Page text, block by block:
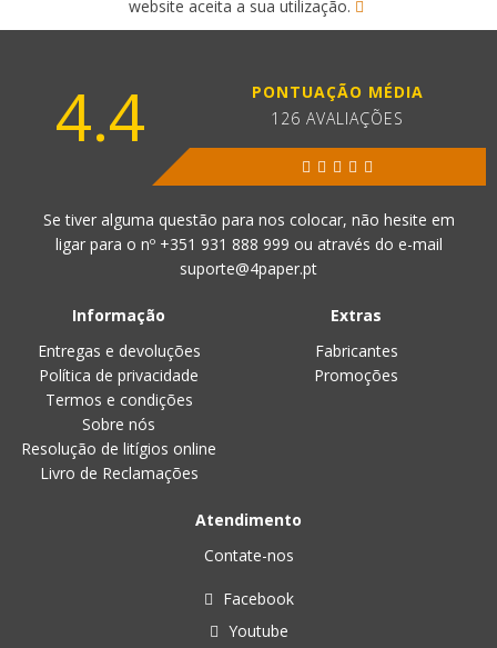
website aceita a sua utilização.
4.4
PONTUAÇÃO MÉDIA
126 AVALIAÇÕES
Se tiver alguma questão para nos colocar, não hesite em
ligar para o nº +351 931 888 999 ou através do e-mail
suporte@4paper.pt
Informação
Entregas e devoluções
Política de privacidade
Termos e condições
Sobre nós
Resolução de litígios online
Livro de Reclamações
Extras
Fabricantes
Promoções
Atendimento
Contate-nos
Facebook
Youtube